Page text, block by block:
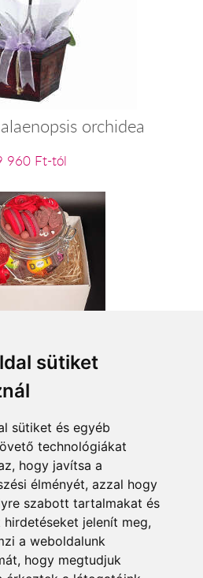
sütiket
sütiket és egyéb
technológiákat
hogy javítsa a
élményét, azzal hogy
szabott tartalmakat és
jelenít meg,
a weboldalunk
hogy megtudjuk
orchidea
960 Ft-tól
szerelem
000 Ft-tól
fizetési módok